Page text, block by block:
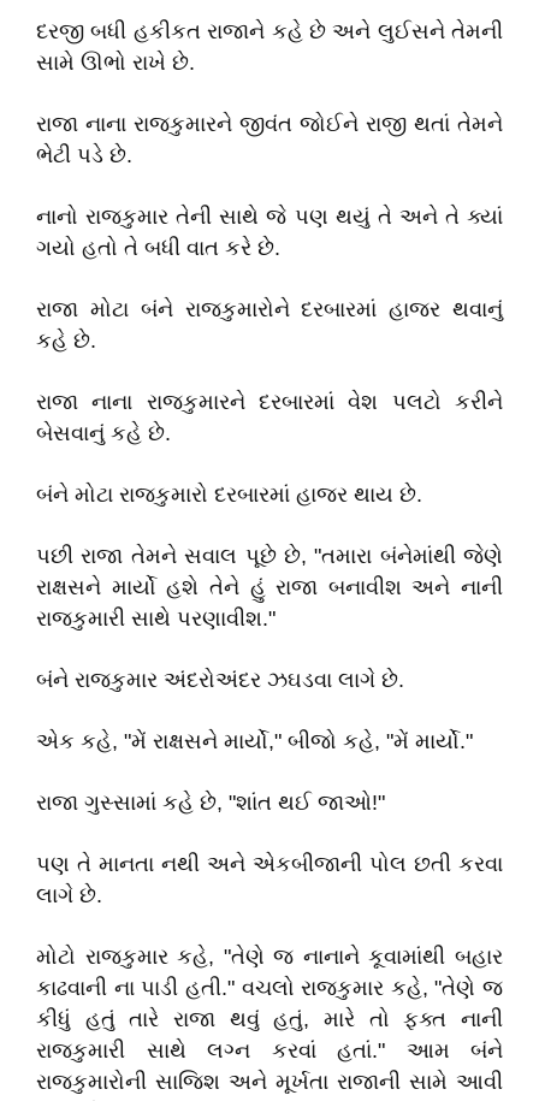
દરજી બધી હકીકત રાજાને કહે છે અને લુઈસને તેમની
સામે ઊભો રાખે છે.
રાજા નાના રાજકુમારને જીવંત જોઈને રાજી થતાં તેમને
ભેટી પડે છે.
નાનો રાજકુમાર તેની સાથે જે પણ થયું તે અને તે ક્યાં
ગયો હતો તે બધી વાત કરે છે.
રાજા મોટા બંને રાજકુમારોને દરબારમાં હાજર થવાનું
કહે છે.
રાજા નાના રાજકુમારને દરબારમાં વેશ પલટો કરીને
બેસવાનું કહે છે.
બંને મોટા રાજકુમારો દરબારમાં હાજર થાય છે.
પછી રાજા તેમને સવાલ પૂછે છે, "તમારા બંનેમાંથી જેણે
રાક્ષસને માર્યો હશે તેને હું રાજા બનાવીશ અને નાની
રાજકુમારી સાથે પરણાવીશ."
બંને રાજકુમાર અંદરોઅંદર ઝઘડવા લાગે છે.
એક કહે, "મેં રાક્ષસને માર્યો," બીજો કહે, "મેં માર્યો."
રાજા ગુસ્સામાં કહે છે, "શાંત થઈ જાઓ!"
પણ તે માનતા નથી અને એકબીજાની પોલ છતી કરવા
લાગે છે.
મોટો રાજકુમાર કહે, "તેણે જ નાનાને કૂવામાંથી બહાર
કાઢવાની ના પાડી હતી." વચલો રાજકુમાર કહે, "તેણે જ
કીધું હતું તારે રાજા થવું હતું, મારે તો ફક્ત નાની
રાજકુમારી સાથે લગ્ન કરવાં હતાં." આમ બંને
રાજકુમારોની સાજિશ અને મૂર્ખતા રાજાની સામે આવી